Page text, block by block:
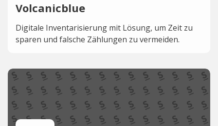
Volcanicblue
Digitale Inventarisierung mit Lösung, um Zeit zu
sparen und falsche Zählungen zu vermeiden.